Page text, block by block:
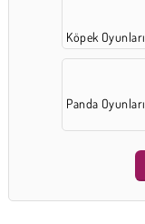
Köpek Oyunları
Panda Oyunları